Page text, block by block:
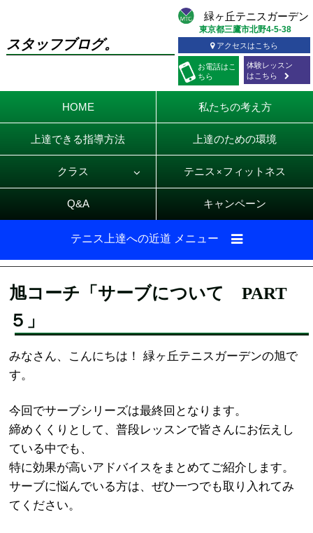
スタッフブログ。
お電話はこ
ちら
東京都三鷹市北野4-5-38
アクセスはこちら
体験レッスン
はこちら
HOME 私たちの考え方
上達できる指導方法 上達のための環境
クラス テニス × フィットネス
Q&A キャンペーン
テニス上達への近道 メニュー
旭コーチ「サーブについて PART
５」
みなさん、こんにちは！ 緑ヶ丘テニスガーデンの旭で
す。
今回でサーブシリーズは最終回となります。
締めくくりとして、普段レッスンで皆さんにお伝えし
ている中でも、
特に効果が高いアドバイスをまとめてご紹介します。
サーブに悩んでいる方は、ぜひ一つでも取り入れてみ
てください。